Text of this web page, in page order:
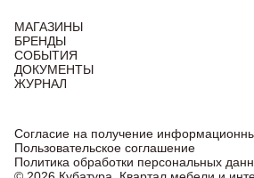
МАГАЗИНЫ
БРЕНДЫ
СОБЫТИЯ
ДОКУМЕНТЫ
ЖУРНАЛ
Согласие на получение
Пользовательское соглашение
Политика обработки персональных